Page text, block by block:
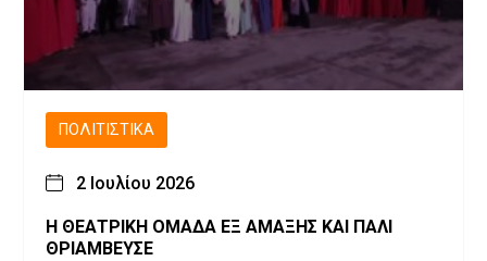
ΠΟΛΙΤΙΣΤΙΚΆ
2 Ιουλίου 2026
Η ΘΕΑΤΡΙΚΗ ΟΜΑΔΑ ΕΞ ΑΜΑΞΗΣ ΚΑΙ ΠΑΛΙ
ΘΡΙΑΜΒΕΥΣΕ